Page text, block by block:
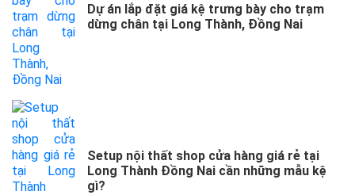
Dự án lắp đặt giá kệ trưng bày cho trạm
dừng chân tại Long Thành, Đồng Nai
Setup nội thất shop cửa hàng giá rẻ tại
Long Thành Đồng Nai cần những mẫu kệ
gì?